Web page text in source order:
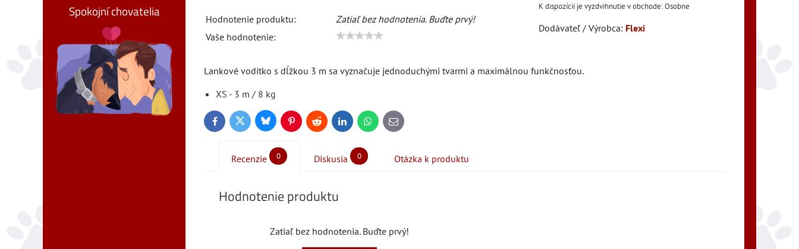
Hodnotenie produktu:
Zatiaľ bez hodnotenia. Buďte prvý!
Vaše hodnotenie:
Osobne
Dodávateľ / Výrobca: Flexi
Lankové vodítko s dĺžkou 3 m sa vyznačuje jednoduchými tvarmi a maximálnou funkčnosťou.
XS - 3 m / 8 kg
FacebookTwitter BlueskyPinterestReddit LinkedInWhatsApp
E-
mail
Recenzie 0 Diskusia 0 Otázka k produktu
Hodnotenie produktu
Zatiaľ bez hodnotenia. Buďte prvý!
Spokojní chovatelia